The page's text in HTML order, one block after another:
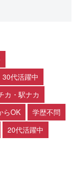
30代活躍中
カ・駅ナカ
らOK
学歴不問
20代活躍中